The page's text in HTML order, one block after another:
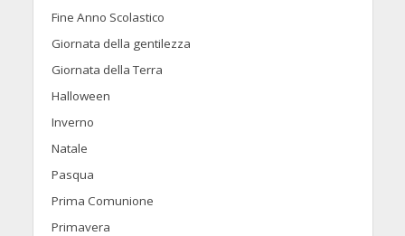
Fine Anno Scolastico
Giornata della gentilezza
Giornata della Terra
Halloween
Inverno
Natale
Pasqua
Prima Comunione
Primavera